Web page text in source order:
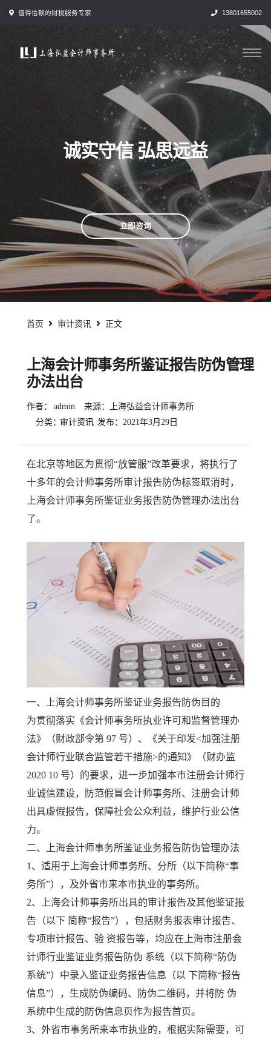
值得信赖的财税服务专家 13801655002
诚实守信 弘思远益
立即咨询
首页 审计资讯 正文
上海会计师事务所鉴证报告防伪管理
办法出台
作者： admin
来源：上海弘益会计师事务所
分类：审计资讯 发布： 2021年3月29日
在北京等地区为贯彻“放管服”改革要求，将执行了
十多年的会计师事务所审计报告防伪标签取消时，
上海会计师事务所鉴证业务报告防伪管理办法出台
了。
一、上海会计师事务所鉴证业务报告防伪目的
为贯彻落实《会计师事务所执业许可和监督管理办
法》（财政部令第 97 号）、《关于印发<加强注册
会计师行业联合监管若干措施>的通知》（财办监
2020 10 号）的要求，进一步加强本市注册会计师行
业诚信建设，防范假冒会计师事务所、注册会计师
出具虚假报告，保障社会公众利益，维护行业公信
力。
二、上海会计师事务所鉴证业务报告防伪管理办法
1、适用于上海会计师事务所、分所（以下简称“事
务所”），及外省市来本市执业的事务所。
2、上海会计师事务所出具的审计报告及其他鉴证报
告（以下 简称“报告”），包括财务报表审计报告、
专项审计报告、验 资报告等，均应在上海市注册会
计师行业鉴证业务报告防伪 系统（以下简称“防伪
系统”）中录入鉴证业务报告信息（以 下简称“报告
信息”），生成防伪编码、防伪二维码，并将防 伪
系统中生成的防伪信息页作为报告首页。
3、外省市事务所来本市执业的，根据实际需要，可